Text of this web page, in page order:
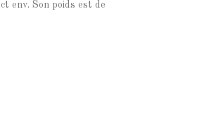
env. Son poids est de